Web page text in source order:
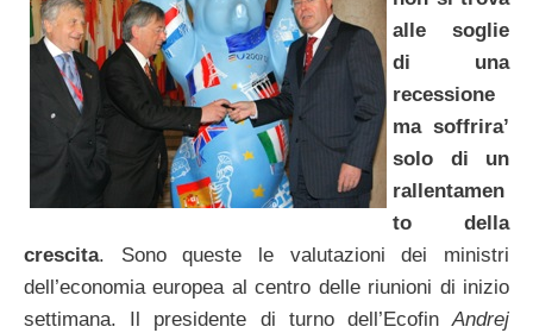
alle soglie
di una
recessione
ma soffrira’
solo di un
rallentamen
to della
crescita. Sono queste le valutazioni dei ministri
dell’economia europea al centro delle riunioni di inizio
settimana. Il presidente di turno dell’EcofinAndrej